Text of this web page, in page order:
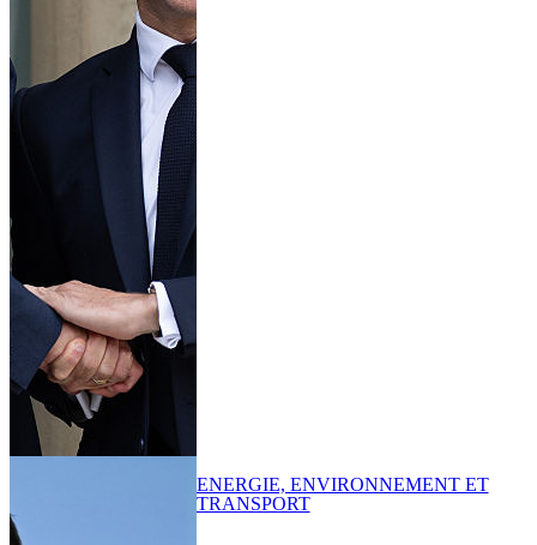
ENERGIE, ENVIRONNEMENT ET
TRANSPORT